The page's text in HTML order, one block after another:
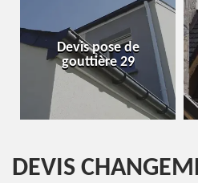
Devis fuite de toiture
29
DEVIS